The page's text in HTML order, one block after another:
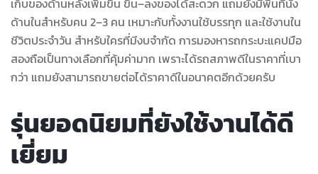
ด้านในสำหรับคน 2–3 คน เหมาะกับทั้งงานใช้บรรทุก และใช้งานใน
ชีวิตประจำวัน สำหรับใครที่มีงบจำกัด การมองหารถกระบะแคปมือ
สองถือเป็นทางเลือกที่คุ้มค่ามาก เพราะได้รถสภาพดีในราคาที่เบา
กว่า แถมยังสามารถขายต่อได้ราคาดีในอนาคตอีกด้วยครับ
รุ่นยอดนิยมที่ยังใช้งานได้ดี
เยี่ยม